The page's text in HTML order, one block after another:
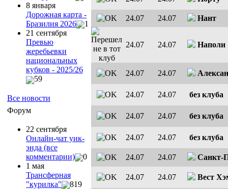
8 января
Дорожная карта -
Бразилия 2026
1
21 сентября
Превью
жеребьевки
национальных
кубков - 2025/26
59
Все новости
Форум
22 сентября
Онлайн-чат уик-
энда (все
комментарии)
0
1 мая
Трансферная
"курилка"
819
24.07 24.07 Нант
24.07 24.07 Наполи
24.07 24.07
24.07 24.07 без клуба
24.07 24.07 без клуба
24.07 24.07 без клуба
24.07 24.07 Санкт-
24.07 24.07
Вест